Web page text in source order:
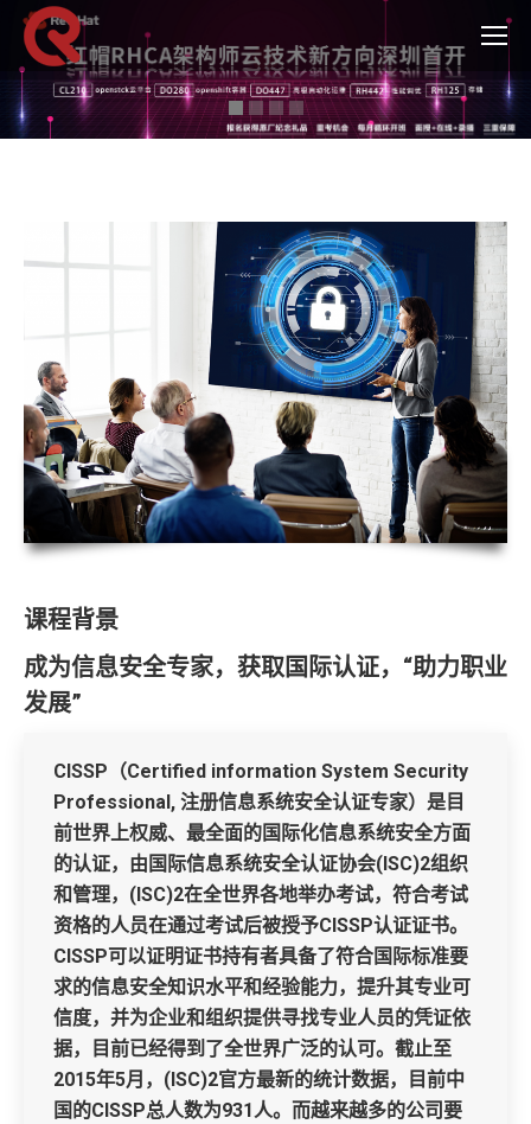
课程背景
成为信息安全专家，获取国际认证，“助力职业
发展”
CISSP（Certified information System Security
Professional, 注册信息系统安全认证专家）是目
前世界上权威、最全面的国际化信息系统安全方面
的认证，由国际信息系统安全认证协会(ISC)2组织
和管理，(ISC)2在全世界各地举办考试，符合考试
资格的人员在通过考试后被授予CISSP认证证书。
CISSP可以证明证书持有者具备了符合国际标准要
求的信息安全知识水平和经验能力，提升其专业可
信度，并为企业和组织提供寻找专业人员的凭证依
据，目前已经得到了全世界广泛的认可。截止至
2015年5月，(ISC)2官方最新的统计数据，目前中
国的CISSP总人数为931人。而越来越多的公司要